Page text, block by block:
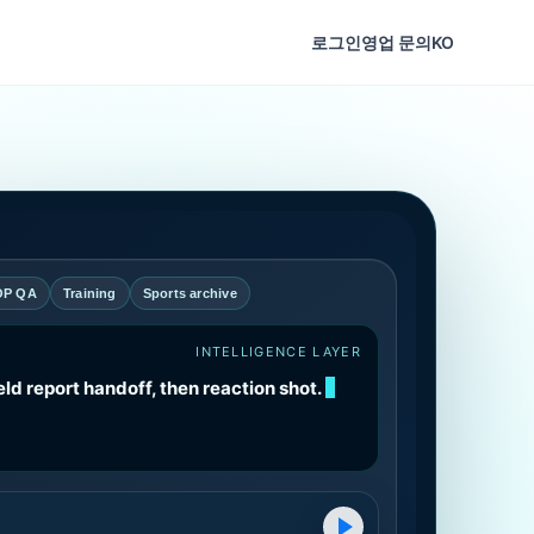
로그인영업 문의KO
QA Training Sports archive
INTELLIGENCE LAYER
report handoff, then reaction shot.